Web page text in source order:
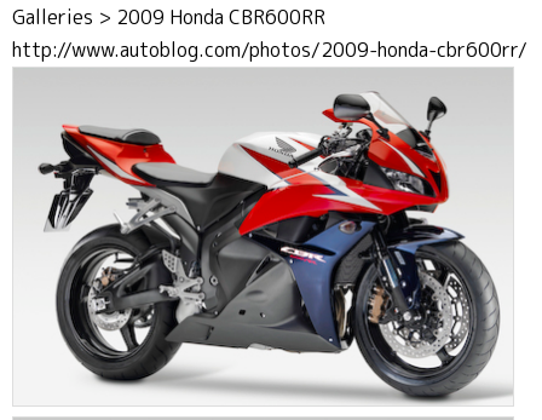
Galleries > 2009 Honda CBR600RR
http://www.autoblog.com/photos/2009-honda-cbr600rr/